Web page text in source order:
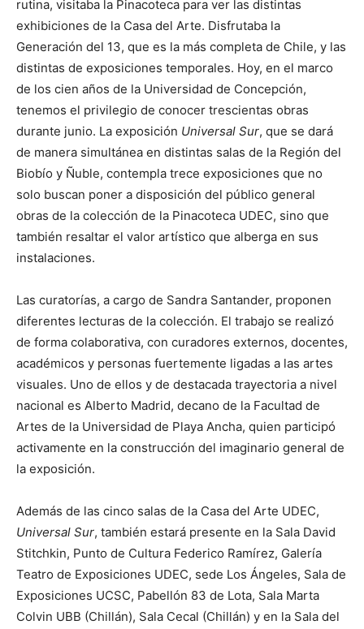
rutina, visitaba la Pinacoteca para ver las distintas
exhibiciones de la Casa del Arte. Disfrutaba la
Generación del 13, que es la más completa de Chile, y las
distintas de exposiciones temporales. Hoy, en el marco
de los cien años de la Universidad de Concepción,
tenemos el privilegio de conocer trescientas obras
durante junio. La exposición Universal Sur, que se dará
de manera simultánea en distintas salas de la Región del
Biobío y Ñuble, contempla trece exposiciones que no
solo buscan poner a disposición del público general
obras de la colección de la Pinacoteca UDEC, sino que
también resaltar el valor artístico que alberga en sus
instalaciones.
Las curatorías, a cargo de Sandra Santander, proponen
diferentes lecturas de la colección. El trabajo se realizó
de forma colaborativa, con curadores externos, docentes,
académicos y personas fuertemente ligadas a las artes
visuales. Uno de ellos y de destacada trayectoria a nivel
nacional es Alberto Madrid, decano de la Facultad de
Artes de la Universidad de Playa Ancha, quien participó
activamente en la construcción del imaginario general de
la exposición.
Además de las cinco salas de la Casa del Arte UDEC,
Universal Sur, también estará presente en la Sala David
Stitchkin, Punto de Cultura Federico Ramírez, Galería
Teatro de Exposiciones UDEC, sede Los Ángeles, Sala de
Exposiciones UCSC, Pabellón 83 de Lota, Sala Marta
Colvin UBB (Chillán), Sala Cecal (Chillán) y en la Sala del